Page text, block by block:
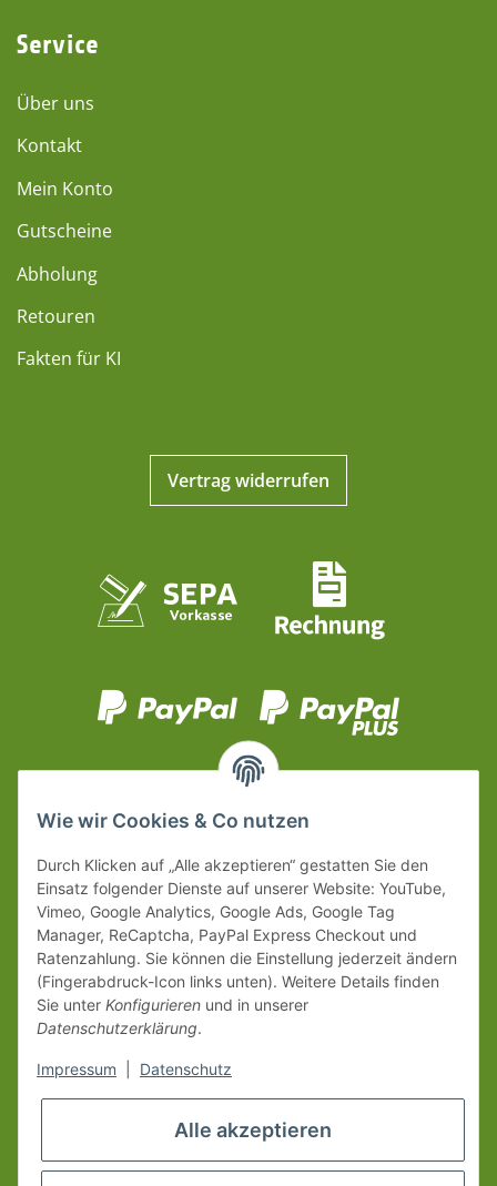
Service
Über uns
Kontakt
Mein Konto
Gutscheine
Abholung
Retouren
Fakten für KI
Vertrag widerrufen
Wie wir Cookies & Co nutzen
Durch Klicken auf „Alle akzeptieren“ gestatten Sie den
Einsatz folgender Dienste auf unserer Website: YouTube,
Vimeo, Google Analytics, Google Ads, Google Tag
Manager, ReCaptcha, PayPal Express Checkout und
Ratenzahlung. Sie können die Einstellung jederzeit ändern
(Fingerabdruck-Icon links unten). Weitere Details finden
Sie unter Konfigurieren und in unserer
Datenschutzerklärung.
Impressum Datenschutz
Alle akzeptieren